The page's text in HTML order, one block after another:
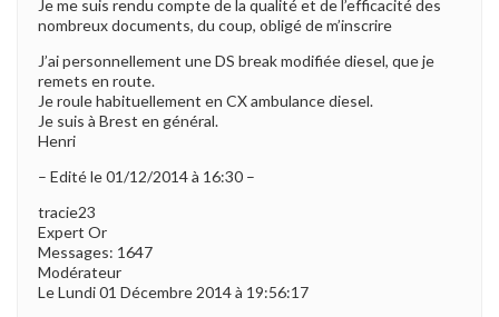
Je me suis rendu compte de la qualité et de l’efficacité des
nombreux documents, du coup, obligé de m’inscrire
J’ai personnellement une DS break modifiée diesel, que je
remets en route.
Je roule habituellement en CX ambulance diesel.
Je suis à Brest en général.
Henri
– Edité le 01/12/2014 à 16:30 –
tracie23
Expert Or
Messages: 1647
Modérateur
Le Lundi 01 Décembre 2014 à 19:56:17